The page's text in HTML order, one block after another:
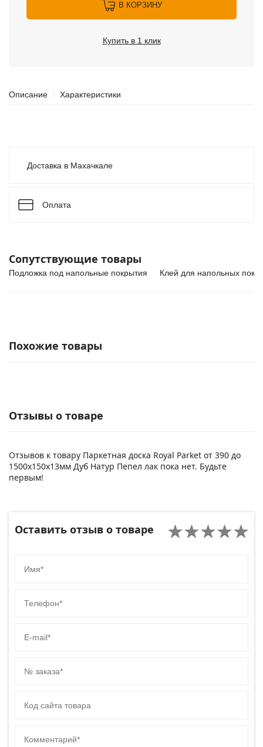
В КОРЗИНУ
Купить в 1 клик
Описание Характеристики
Доставка в Махачкале
Оплата
Сопутствующие товары
Подложка под напольные покрытия Клей для напольных
Похожие товары
Отзывы о товаре
Отзывов к товару Паркетная доска Royal Parket от 390 до
1500х150х13мм Дуб Натур Пепел лак пока нет. Будьте
первым!
Оставить отзыв о товаре